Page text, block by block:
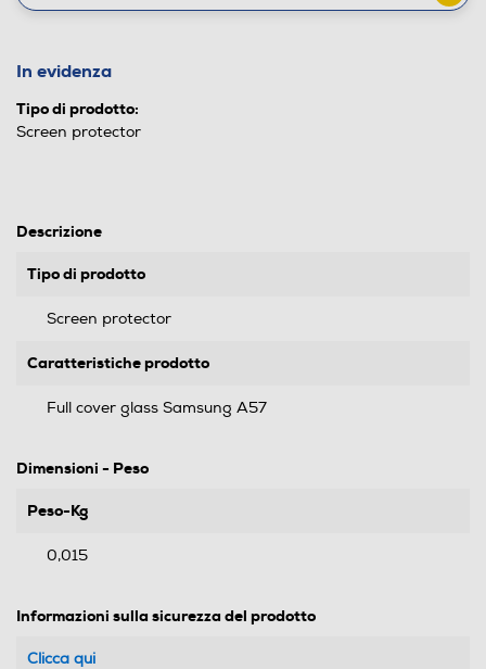
In evidenza
Tipo di prodotto:
Screen protector
Descrizione
Tipo di prodotto
Screen protector
Caratteristiche prodotto
Full cover glass Samsung A57
Dimensioni - Peso
Peso-Kg
0,015
Informazioni sulla sicurezza del prodotto
Clicca qui